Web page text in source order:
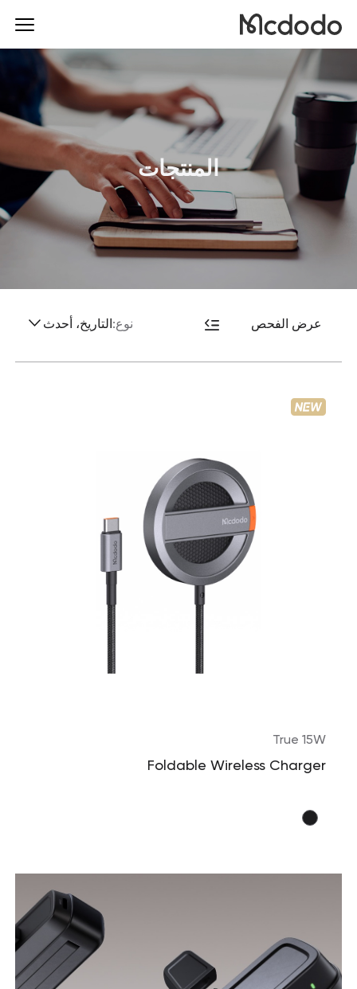
المنتجات
عرض الفحص نوع: التاريخ، أحدث
True 15W
Foldable Wireless Charger